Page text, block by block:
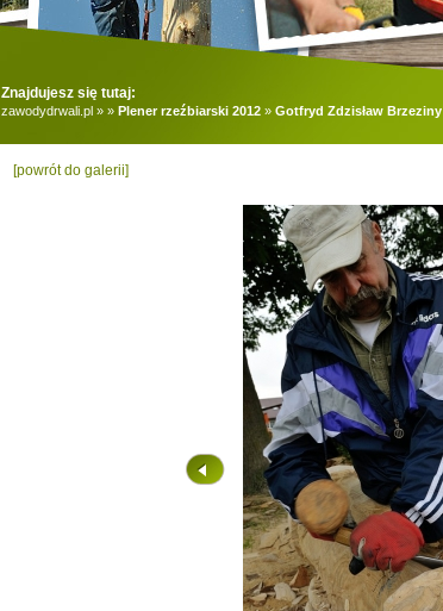
Znajdujesz się tutaj:
zawodydrwali.pl » » Plener rzeźbiarski 2012 » Gotfryd Zdzisław Brzeziny
[powrót do galerii]